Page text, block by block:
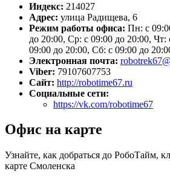
Индекс: 214027
Адрес: улица Радищева, 6
Режим работы офиса: Пн: с
до 20:00, Ср: с 09:00 до 20:00,
09:00 до 20:00, Сб: с 09:00 до
Электронная почта:
Viber: 79107607753
Сайт: http://robotime67.ru
Социальные сети:
https://vk.com/robotime67
Офис на карте
Узнайте, как добраться до РобоТайм,
карте Смоленска